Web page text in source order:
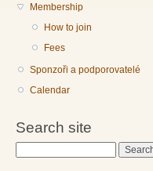
Membership
How to join
Fees
Sponzoři a podporovatelé
Calendar
Search site